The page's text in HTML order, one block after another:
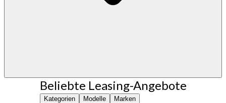
Beliebte Leasing-Angebote
Kategorien Modelle Marken